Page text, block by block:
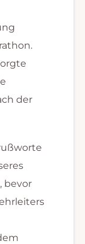
der
bevor